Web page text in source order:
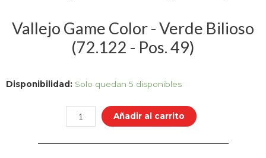
Vallejo Game Color - Verde Bilioso
(72.122 - Pos. 49)
Disponibilidad: Solo quedan 5 disponibles
Vallejo
Color
-
Verde
Añadir al carrito